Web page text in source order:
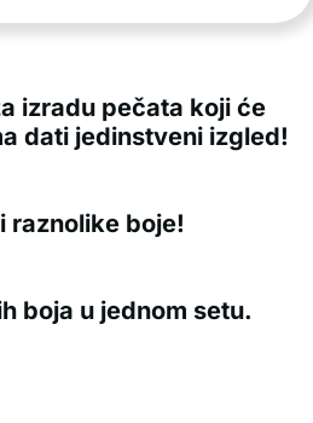
izradu pečata koji će
dati jedinstveni izgled!
raznolike boje!
boja u jednom setu.